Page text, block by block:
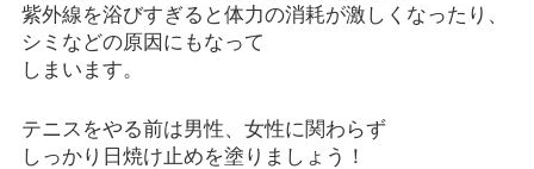
紫外線を浴びすぎると体力の消耗が激しくなったり、
シミなどの原因にもなって
しまいます。
テニスをやる前は男性、女性に関わらず
しっかり日焼け止めを塗りましょう！